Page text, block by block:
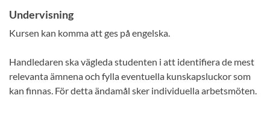
Undervisning
Kursen kan komma att ges på engelska.
Handledaren ska vägleda studenten i att identifiera de mest
relevanta ämnena och fylla eventuella kunskapsluckor som
kan finnas. För detta ändamål sker individuella arbetsmöten.